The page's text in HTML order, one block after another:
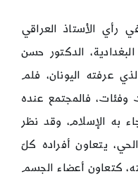
رأي الأستاذ العراقي
الدكتور حسن
عرفته اليونان، فلم
فالمجتمع عنده
به الإسلام، وقد نظر
يتعاون أفراده كلّ
كتعاون أعضاء الجسم